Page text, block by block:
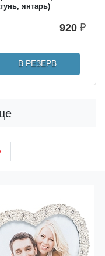
янтарь)
920 ₽
В РЕЗЕРВ